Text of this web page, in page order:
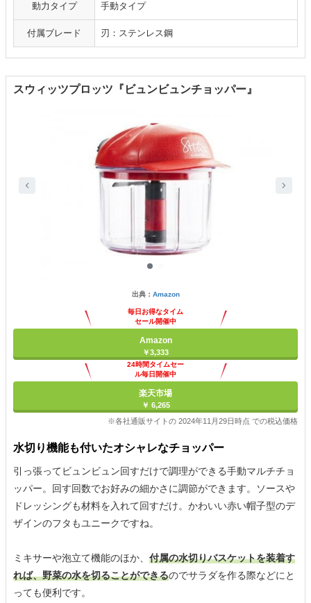
動力タイプ 手動タイプ
付属ブレード 刃：ステンレス鋼
スウィッツプロッツ『ビュンビュンチョッパー』
出典： Amazon
毎日お得なタイム
セール開催中
Amazon
￥3,333
24時間タイムセー
ル毎日開催中
楽天市場
￥ 6,265
※各社通販サイトの 2024年11月29日時点 での税込価格
水切り機能も付いたオシャレなチョッパー
引っ張ってビュンビュン回すだけで調理ができる手動マルチチョ
ッパー。回す回数でお好みの細かさに調節ができます。ソースや
ドレッシングも材料を入れて回すだけ。かわいい赤い帽子型のデ
ザインのフタもユニークですね。
ミキサーや泡立て機能のほか、 付属の水切りバスケットを装着す
れば、野菜の水を切ることができるのでサラダを作る際などにと
っても便利です。